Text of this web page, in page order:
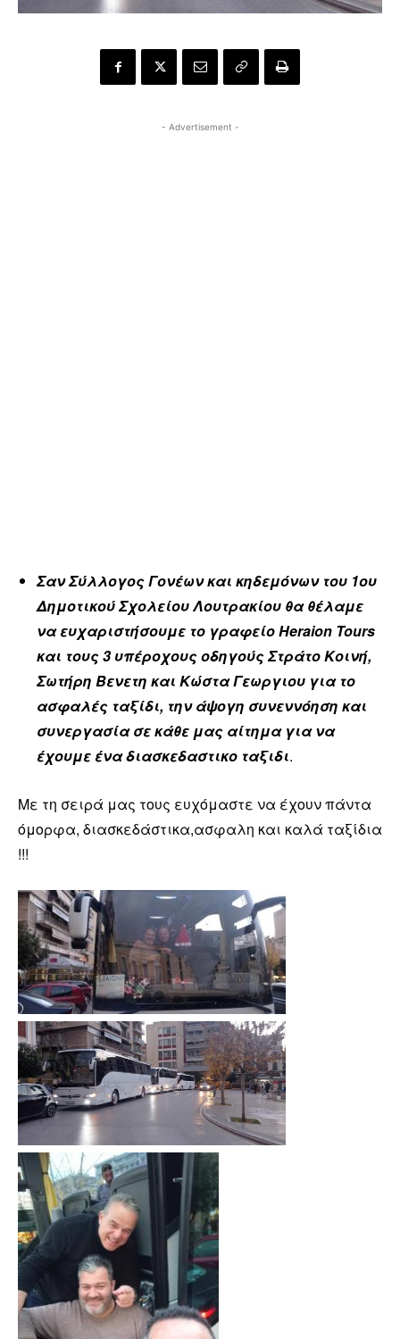
- Advertisement -
Σαν Σύλλογος Γονέων και κηδεμόνων του 1ου
Δημοτικού Σχολείου Λουτρακίου θα θέλαμε
να ευχαριστήσουμε το γραφείο Heraion Tours
και τους 3 υπέροχους οδηγούς Στράτο Κοινή,
Σωτήρη Βενετη και Κώστα Γεωργιου για το
ασφαλές ταξίδι, την άψογη συνεννόηση και
συνεργασία σε κάθε μας αίτημα για να
έχουμε ένα διασκεδαστικο ταξιδι.
Με τη σειρά μας τους ευχόμαστε να έχουν πάντα
όμορφα, διασκεδάστικα,ασφαλη και καλά ταξίδια
!!!